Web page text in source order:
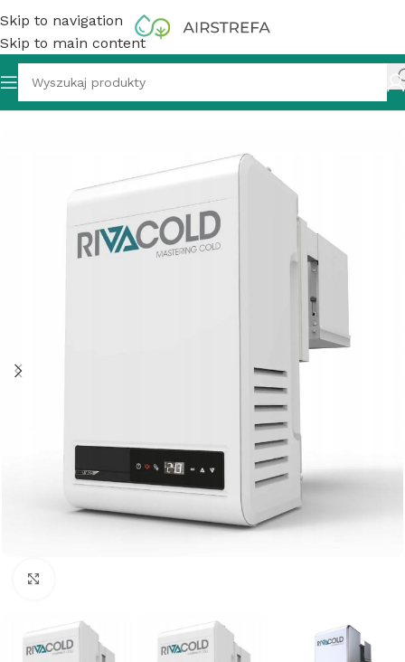
Skip to navigation
Skip to main content
Rivacold BEWT251MA10P11 BEST 0,94 kW R290